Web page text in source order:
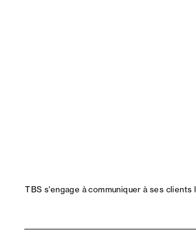
TBS s'engage à communiquer à ses